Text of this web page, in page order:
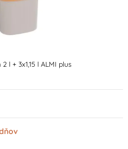
l + 3x1,15 l ALMI plus